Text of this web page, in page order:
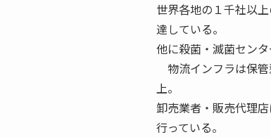
世界各地の１千社以
達している。
他に殺菌・滅菌センタ
物流インフラは保
上。
卸売業者・販売代理
行っている。